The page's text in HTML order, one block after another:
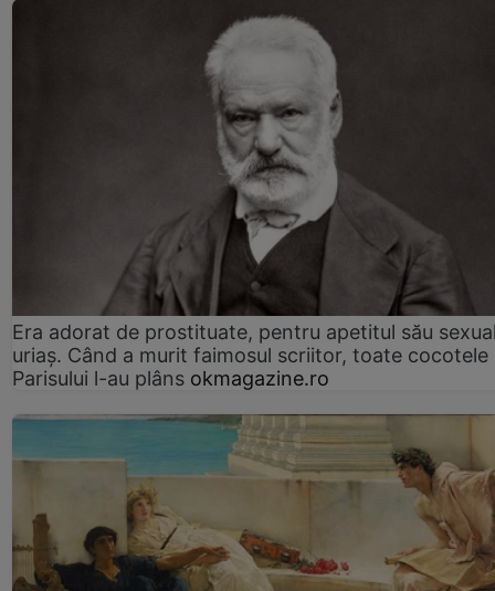
Era adorat de prostituate, pentru apetitul său
uriaș. Când a murit faimosul scriitor, toate cocotele
Parisului l-au plâns okmagazine.ro